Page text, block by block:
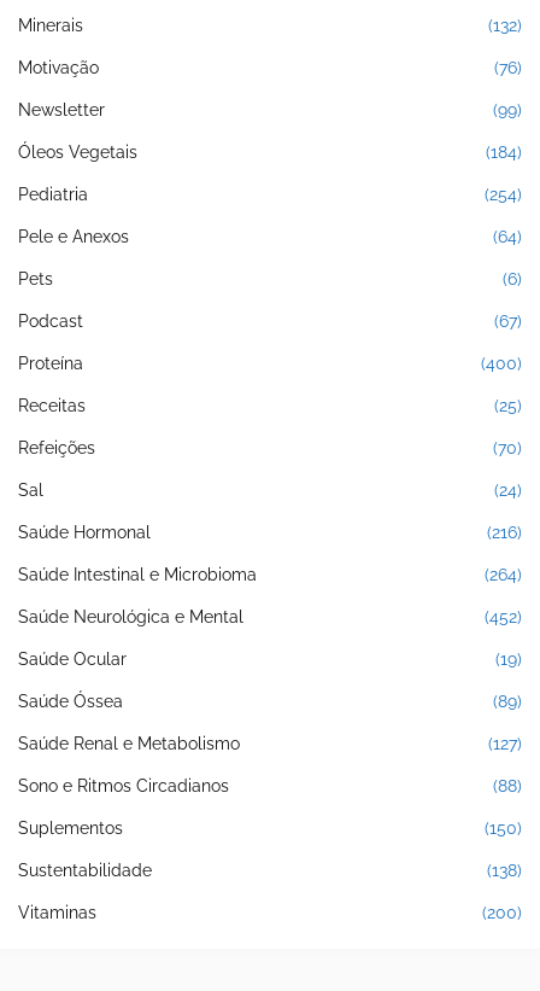
Minerais (132)
Motivação (76)
Newsletter (99)
Óleos Vegetais (184)
Pediatria (254)
Pele e Anexos (64)
Pets (6)
Podcast (67)
Proteína (400)
Receitas (25)
Refeições (70)
Sal (24)
Saúde Hormonal (216)
Saúde Intestinal e Microbioma (264)
Saúde Neurológica e Mental (452)
Saúde Ocular (19)
Saúde Óssea (89)
Saúde Renal e Metabolismo (127)
Sono e Ritmos Circadianos (88)
Suplementos (150)
Sustentabilidade (138)
Vitaminas (200)